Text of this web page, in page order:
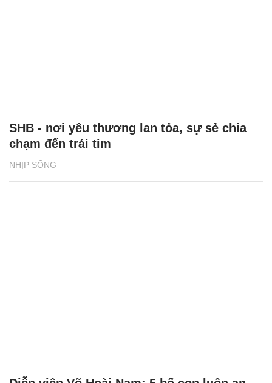
NHỊP SỐNG
SHB - nơi yêu thương lan tỏa, sự sẻ chia
chạm đến trái tim